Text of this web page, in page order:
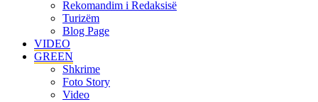
Rekomandim i Redaksisë
Turizëm
Blog Page
VIDEO
GREEN
Shkrime
Foto Story
Video